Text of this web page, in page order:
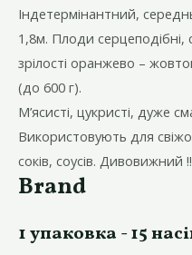
Індетермінантний,
1,8м. Плоди серцеподібні,
зрілості оранжево –
(до 600 г).
М’ясисті, цукристі, дуже
Використовують для
соків, соусів. Дивовижний
Brand
1 упаковка - 15